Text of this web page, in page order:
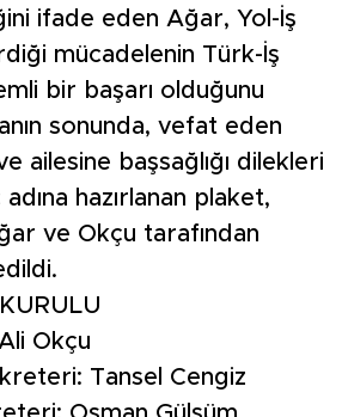
ifade eden Ağar, Yol-İş
mücadelenin Türk-İş
bir başarı olduğunu
sonunda, vefat eden
ve ailesine başsağlığı dilekleri
adına hazırlanan plaket,
ve Okçu tarafından
Okçu
Tansel Cengiz